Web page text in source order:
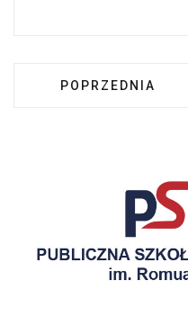
POPRZEDNIA
POPRZEDNIA